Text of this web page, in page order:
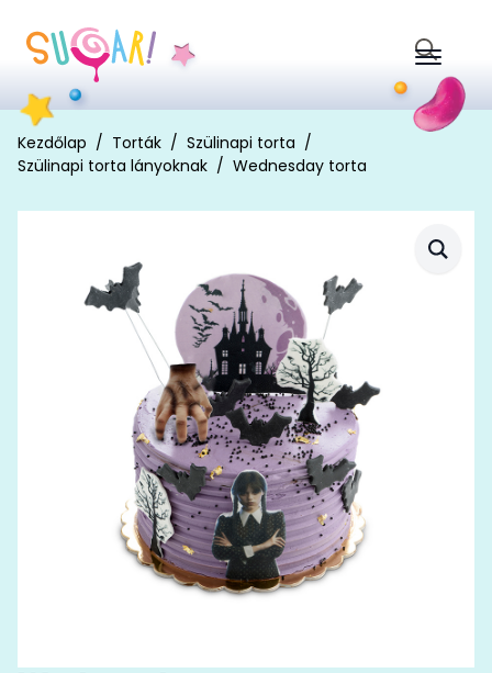
Search
for:
Kezdőlap Torták
Szülinapi torta
Szülinapi torta lányoknak
Wednesday torta